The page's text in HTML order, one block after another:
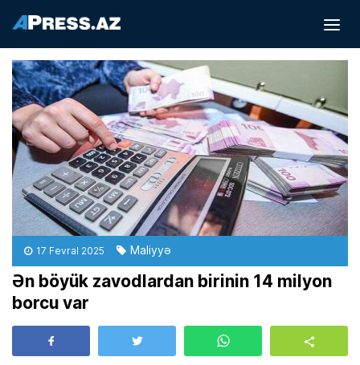
17 Fevral 2025 Maliyyə
Ən böyük zavodlardan birinin 14 milyon
borcu var